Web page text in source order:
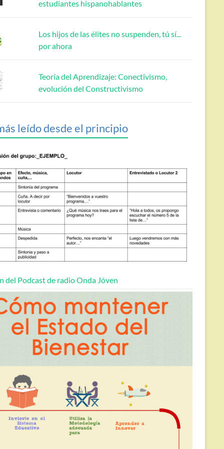
estudiantes hispanohablantes
Los hijos de las élites no suspenden, tú sí...
por ahora
Teoría del Aprendizaje: Conectivismo,
evolución del Constructivismo
leído desde el principio
del Podcast de radio Onda Jóven